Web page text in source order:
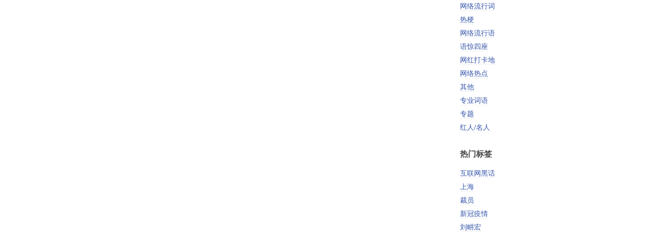
网络流行词
热梗
网络流行语
语惊四座
网红打卡地
网络热点
其他
专业词语
专题
红人/名人
热门标签
互联网黑话
上海
裁员
新冠疫情
刘畊宏